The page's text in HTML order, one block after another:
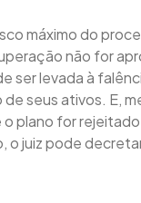
máximo do
não for
ser levada à
seus ativos. E,
plano for
o juiz pode